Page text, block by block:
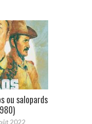
ou salopards
2022